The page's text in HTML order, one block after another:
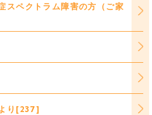
ペクトラム障害の方（ご家
り[237]